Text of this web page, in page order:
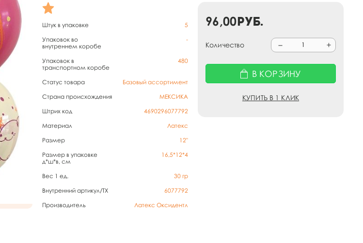
Штук в упаковке
5
Упаковок во
внутреннем коробе
-
Упаковок в
транспортном коробе
480
Статус товара
Базовый ассортимент
Страна происхождения
МЕКСИКА
Штрих код
4690296077792
Материал
Латекс
Размер
12"
Размер в упаковке
д*ш*в, см
16,5*12*4
Вес 1 ед. 30 гр
Внутренний артикул/TX
6077792
Производитель
Латекс Оксидентл
96,00руб.
Количество
В КОРЗИНУ
КУПИТЬ В 1 КЛИК